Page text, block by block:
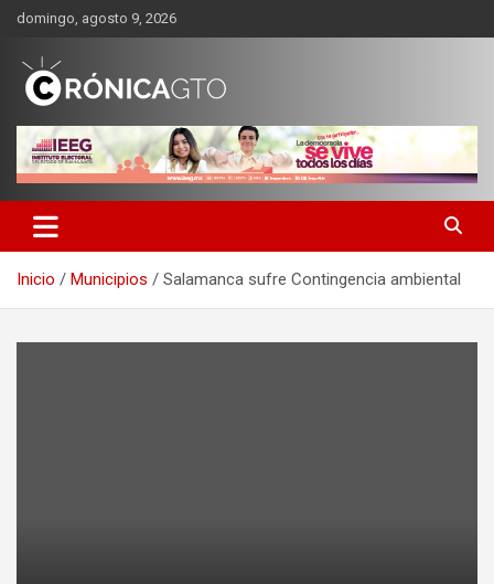
Saltar
contenido
domingo, agosto 9, 2026
CRONICA GUANAJUATO
Inicio Municipios Salamanca sufre Contingencia ambiental